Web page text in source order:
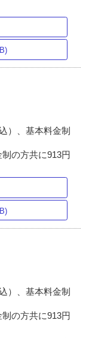
）、基本料金制
の方共に913円
）、基本料金制
の方共に913円